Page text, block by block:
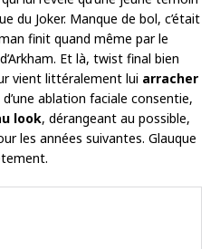
du Joker. Manque de bol, c’était
finit quand même par le
Et là, twist final bien
vient littéralement lui arracher
ablation faciale consentie,
look, dérangeant au possible,
les années suivantes. Glauque